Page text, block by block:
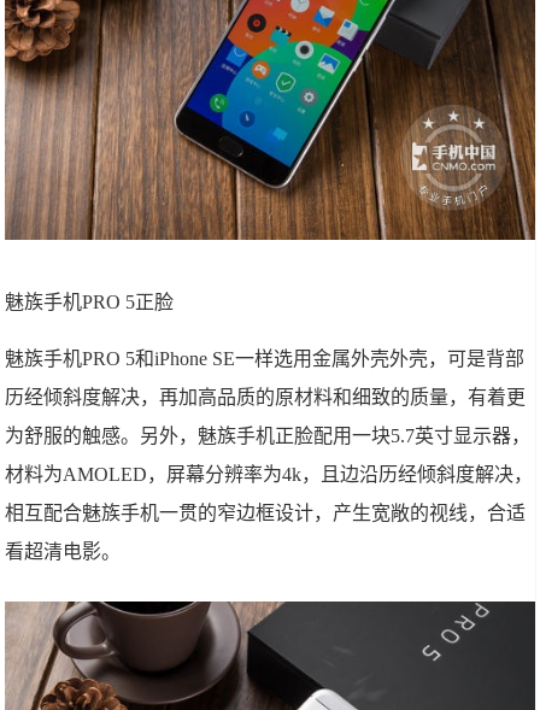
魅族手机PRO 5正脸
魅族手机PRO 5和iPhone SE一样选用金属外壳外壳，可是背部
历经倾斜度解决，再加高品质的原材料和细致的质量，有着更
为舒服的触感。另外，魅族手机正脸配用一块5.7英寸显示器，
材料为AMOLED，屏幕分辨率为4k，且边沿历经倾斜度解决，
相互配合魅族手机一贯的窄边框设计，产生宽敞的视线，合适
看超清电影。